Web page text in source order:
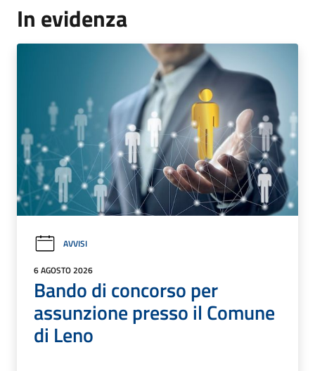
In evidenza
AVVISI
6 AGOSTO 2026
Bando di concorso per
assunzione presso il Comune
di Leno